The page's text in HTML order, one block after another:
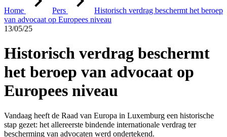
Home Pers
Historisch verdrag beschermt het beroep
van advocaat op Europees niveau
13/05/25
Historisch verdrag beschermt
het beroep van advocaat op
Europees niveau
Vandaag heeft de Raad van Europa in Luxemburg een historische
stap gezet: het allereerste bindende internationale verdrag ter
bescherming van advocaten werd ondertekend.